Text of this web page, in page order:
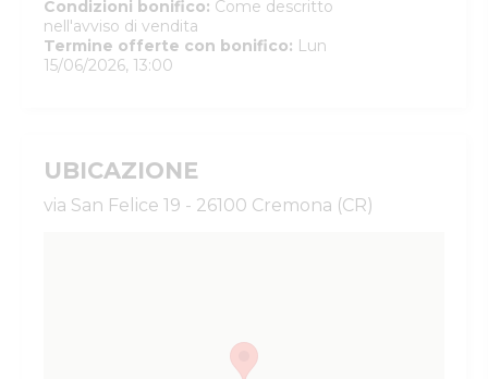
Condizioni bonifico: Come descritto
nell'avviso di vendita
Termine offerte con bonifico: Lun
15/06/2026, 13:00
UBICAZIONE
via San Felice 19 - 26100 Cremona (CR)